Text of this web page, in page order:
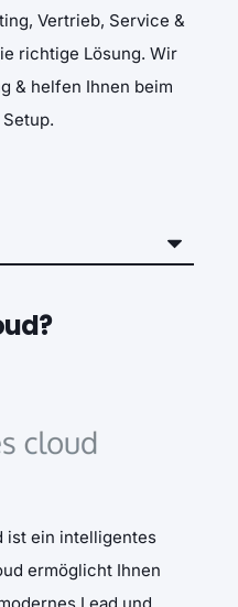
Vertrieb, Service &
richtige Lösung. Wir
& helfen Ihnen beim
ist ein intelligentes
ermöglicht Ihnen